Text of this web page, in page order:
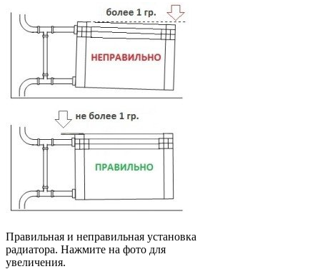
Правильная и неправильная установка
радиатора. Нажмите на фото для
увеличения.